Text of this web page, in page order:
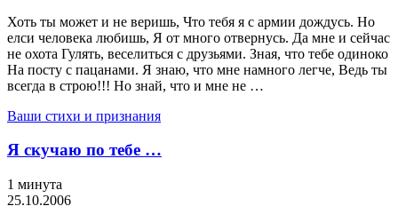
Хоть ты может и не веришь, Что тебя я с армии дождусь. Но
елси человека любишь, Я от много отвернусь. Да мне и сейчас
не охота Гулять, веселиться с друзьями. Зная, что тебе одиноко
На посту с пацанами. Я знаю, что мне намного легче, Ведь ты
всегда в строю!!! Но знай, что и мне не …
Ваши стихи и признания
Я скучаю по тебе …
1 минута
25.10.2006